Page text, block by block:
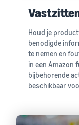
Houd je
benodigde
te nemen en
in een Amazon
bijbehorende
beschikbaar